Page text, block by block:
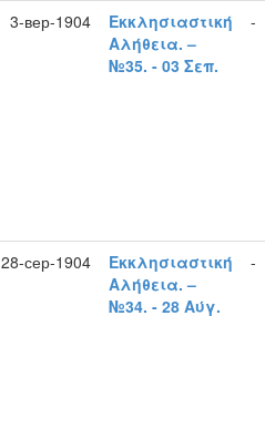
3-вер-1904
Εκκλησιαστική
Αλήθεια. –
№35. - 03 Σεπ.
-
28-сер-1904
Εκκλησιαστική
Αλήθεια. –
№34. - 28 Αύγ.
-